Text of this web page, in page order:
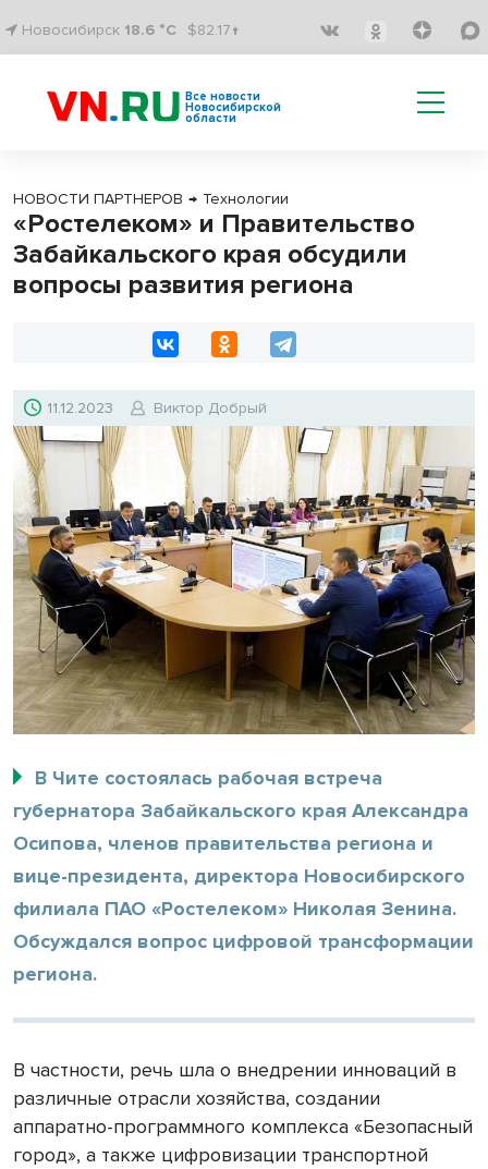
Новосибирск 18.6 °C $82.17↑
Все новости
Новосибирской
области
НОВОСТИ ПАРТНЕРОВ → Технологии
«Ростелеком» и Правительство
Забайкальского края обсудили
вопросы развития региона
11.12.2023 Виктор Добрый
В Чите состоялась рабочая встреча
губернатора Забайкальского края Александра
Осипова, членов правительства региона и
вице-президента, директора Новосибирского
филиала ПАО «Ростелеком» Николая Зенина.
Обсуждался вопрос цифровой трансформации
региона.
В частности, речь шла о внедрении инноваций в
различные отрасли хозяйства, создании
аппаратно-программного комплекса «Безопасный
город», а также цифровизации транспортной